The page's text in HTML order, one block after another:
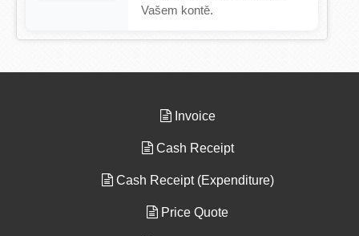
Vašem kontě.
Invoice
Cash Receipt
Cash Receipt (Expenditure)
Price Quote